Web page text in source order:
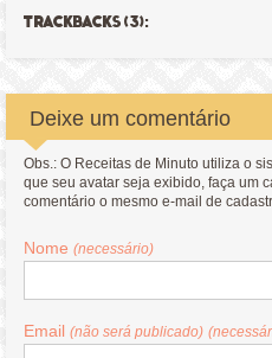
TRACKBACKS (3):
Deixe um comentário
Obs.: O Receitas de Minuto utiliza o
que seu avatar seja exibido, faça um
comentário o mesmo e-mail de
Nome(necessário)
Email(não será publicado)